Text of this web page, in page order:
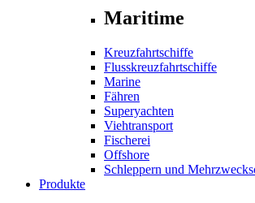
Maritime
Kreuzfahrtschiffe
Flusskreuzfahrtschiffe
Marine
Fähren
Superyachten
Viehtransport
Fischerei
Offshore
Schleppern und
Produkte